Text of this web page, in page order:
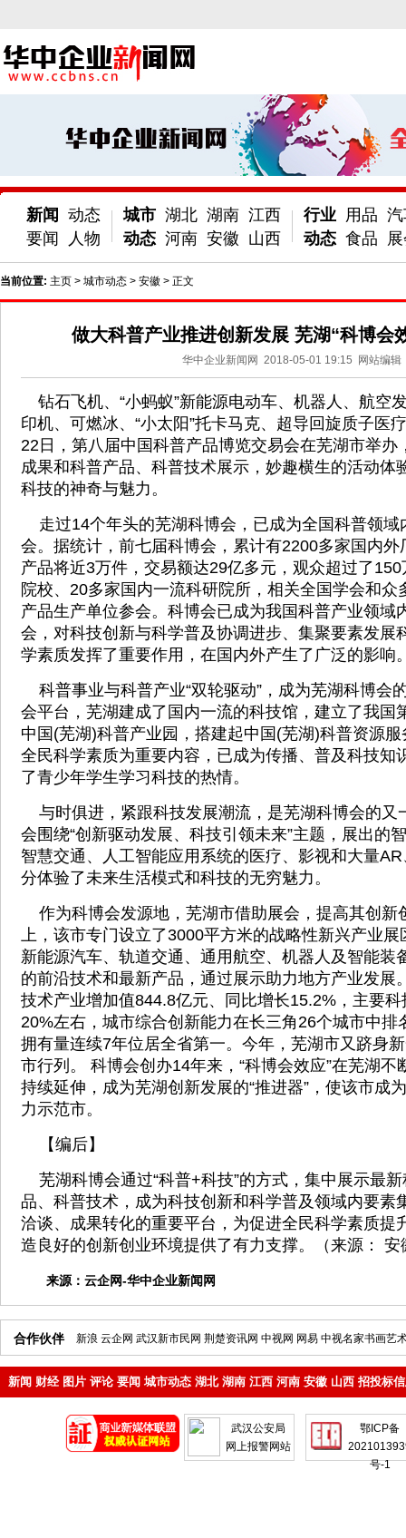
新闻
要闻
动态
人物
城市
动态
湖北 湖南 江西
河南 安徽 山西
行业
动态
用品
食品
当前位置: 主页 > 城市动态 > 安徽 > 正文
做大科普产业推进创新发展 芜湖“科博会
华中企业新闻网 2018-05-01 19:15 网站编辑
钻石飞机、“小蚂蚁”新能源电动车、机器人、航空
印机、可燃冰、“小太阳”托卡马克、超导回旋质子
22日，第八届中国科普产品博览交易会在芜湖市举办
成果和科普产品、科普技术展示，妙趣横生的活动体
科技的神奇与魅力。
走过14个年头的芜湖科博会，已成为全国科普领域
会。据统计，前七届科博会，累计有2200多家国内
产品将近3万件，交易额达29亿多元，观众超过了
院校、20多家国内一流科研院所，相关全国学会和众
产品生产单位参会。科博会已成为我国科普产业领域
会，对科技创新与科学普及协调进步、集聚要素发展
学素质发挥了重要作用，在国内外产生了广泛的影响
科普事业与科普产业“双轮驱动”，成为芜湖科博会
会平台，芜湖建成了国内一流的科技馆，建立了我
中国(芜湖)科普产业园，搭建起中国(芜湖)科普资源
全民科学素质为重要内容，已成为传播、普及科技知
了青少年学生学习科技的热情。
与时俱进，紧跟科技发展潮流，是芜湖科博会的又
会围绕“创新驱动发展、科技引领未来”主题，展出的
智慧交通、人工智能应用系统的医疗、影视和大量
分体验了未来生活模式和科技的无穷魅力。
作为科博会发源地，芜湖市借助展会，提高其创新
上，该市专门设立了3000平方米的战略性新兴产业
新能源汽车、轨道交通、通用航空、机器人及智能装
的前沿技术和最新产品，通过展示助力地方产业发展
技术产业增加值844.8亿元、同比增长15.2%，主要
20%左右，城市综合创新能力在长三角26个城市中排
拥有量连续7年位居全省第一。今年，芜湖市又跻身
市行列。 科博会创办14年来，“科博会效应”在芜湖不
持续延伸，成为芜湖创新发展的“推进器”，使该市成
力示范市。
【编后】
芜湖科博会通过“科普+科技”的方式，集中展示最
品、科普技术，成为科技创新和科学普及领域内要素
洽谈、成果转化的重要平台，为促进全民科学素质提
造良好的创新创业环境提供了有力支撑。（来源：
来源： 云企网-华中企业新闻网
合作伙伴 新浪 云企网 武汉新市民网 荆楚资讯网 中视网 网易 中视名家书画艺
新闻 财经 图片 评论 要闻 城市动态 湖北 湖南 江西 河南 安徽 山西 招投标
武汉公安局
网上报警网站
鄂ICP备
号-1